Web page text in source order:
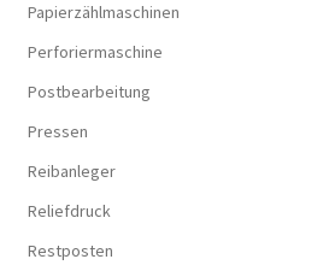
Papierzählmaschinen
Perforiermaschine
Postbearbeitung
Pressen
Reibanleger
Reliefdruck
Restposten